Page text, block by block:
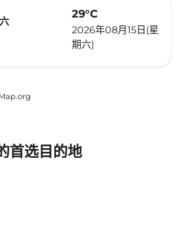
29°C
2026年08月15日(星
期六)
首选目的地